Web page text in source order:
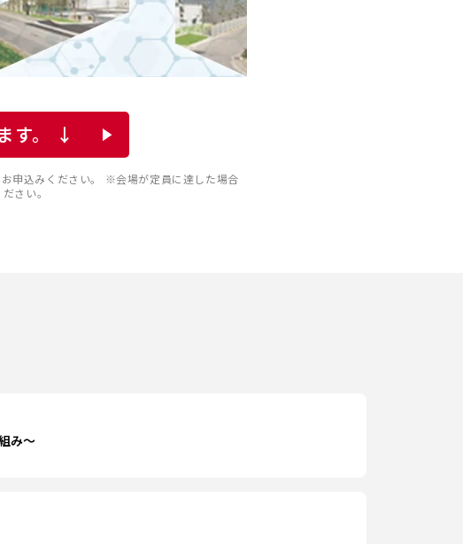
す。 ↓
申込みください。 ※会場が定員に達した場合
さい。
み～